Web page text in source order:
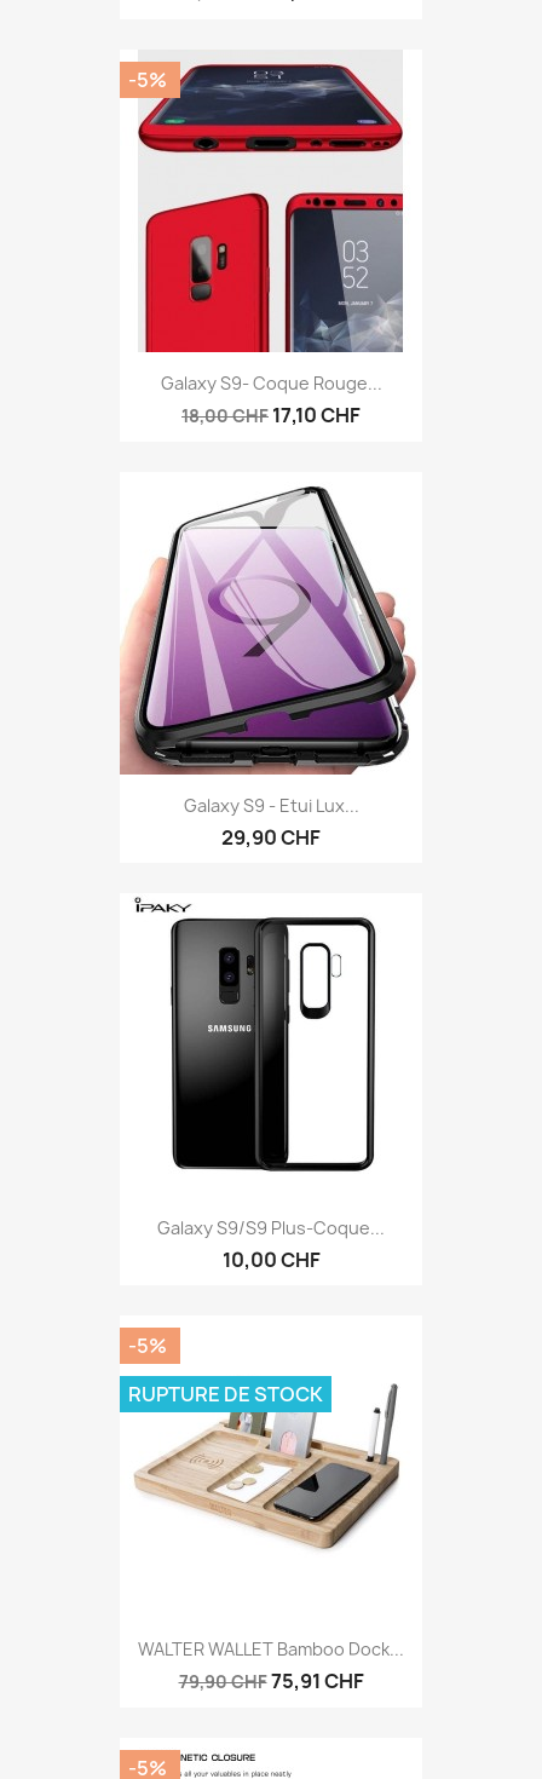
Galaxy S9- Coque Rouge...
18,00 CHF 17,10 CHF
-5%
Galaxy S9 - Etui Lux...
29,90 CHF
Galaxy S9/S9 Plus-Coque...
10,00 CHF
WALTER WALLET Bamboo Dock...
79,90 CHF75,91 CHF
-5%
RUPTURE DE STOCK
-5%